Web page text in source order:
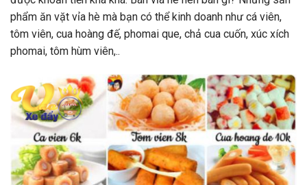
phẩm ăn vặt vỉa hè mà bạn có thể kinh doanh như cá viên,
tôm viên, cua hoàng đế, phomai que, chả cua cuốn, xúc xích
phomai, tôm hùm viên,..